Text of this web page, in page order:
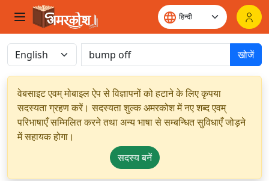
खोजें
वेबसाइट एवम् मोबाइल ऐप से विज्ञापनों को हटाने के लिए कृपया
सदस्यता ग्रहण करें। सदस्यता शुल्क अमरकोश में नए शब्द एवम्
परिभाषाएँ सम्मिलित करने तथा अन्य भाषा से सम्बन्धित सुविधाएँ जोड़ने
में सहायक होगा।
सदस्य बनें